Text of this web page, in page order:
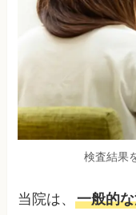
検査結果
当院は、一般的